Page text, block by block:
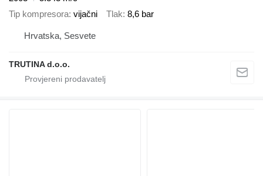
Tip kompresora vijačni Tlak 8,6 bar
Hrvatska, Sesvete
TRUTINA d.o.o.